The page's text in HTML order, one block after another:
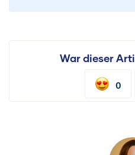
War dieser
0